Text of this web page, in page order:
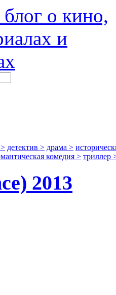
> детектив > драма >
комедия > триллер
2013